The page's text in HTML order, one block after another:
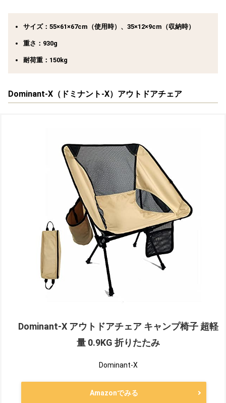
サイズ：55×61×67cm（使用時）、35×12×9cm（収納時）
重さ：930g
耐荷重：150kg
Dominant-X（ドミナント-X）アウトドアチェア
Dominant-X アウトドアチェア キャンプ椅子 超軽
量 0.9KG 折りたたみ
Dominant-X
Amazonでみる